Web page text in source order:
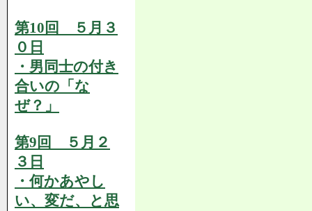
第10回 ５月３
０日
・男同士の付き
合いの「な
ぜ？」
第9回 ５月２
３日
・何かあやし
い、変だ、と思